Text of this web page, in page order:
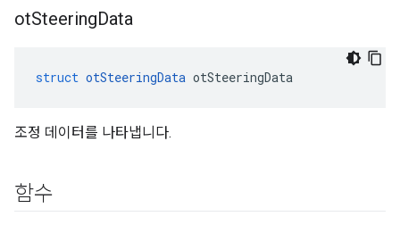
otSteeringData
struct otSteeringData otSteeringData
조정 데이터를 나타냅니다.
함수